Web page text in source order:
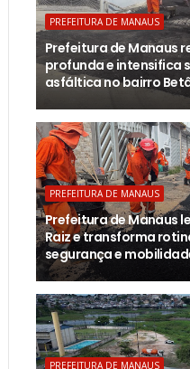
PREFEITURA DE MANAUS
Prefeitura de Manaus
profunda e intensifica
asfáltica no bairro
PREFEITURA DE MANAUS
Prefeitura de Manaus
Raiz e transforma
segurança e
PREFEITURA DE MANAUS